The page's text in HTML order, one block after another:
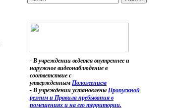
- В учреждении ведется внутреннее и
наружное видеонаблюдение в
соответствие с
утвержденным Положением
- В учреждении установлены Пропускной
режим и Правила пребывания в
помещениях и на его территории.